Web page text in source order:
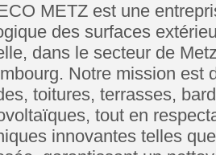
METZ est une
des surfaces
dans le secteur de
Notre mission est
toitures, terrasses,
tout en
innovantes telles